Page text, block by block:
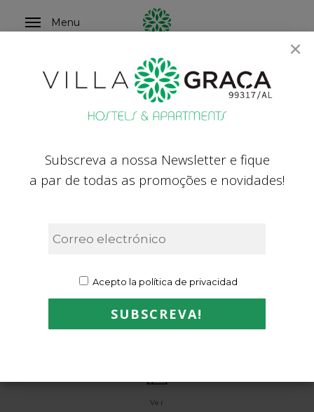
Menu
Piso 1301
121432/AL
40m2
Ver
×
Subscreva a nossa Newsletter e fique
a par de todas as promoções e novidades!
Acepto la política de privacidad